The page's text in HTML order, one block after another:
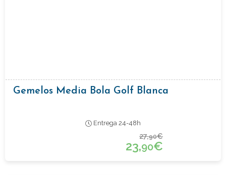
Gemelos Media Bola Golf Blanca
Entrega 24-48h
27,90€
23,90€